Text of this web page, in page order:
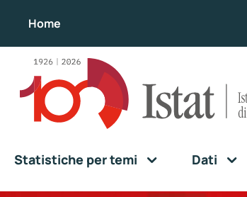
Home
Statistiche per temi Dati